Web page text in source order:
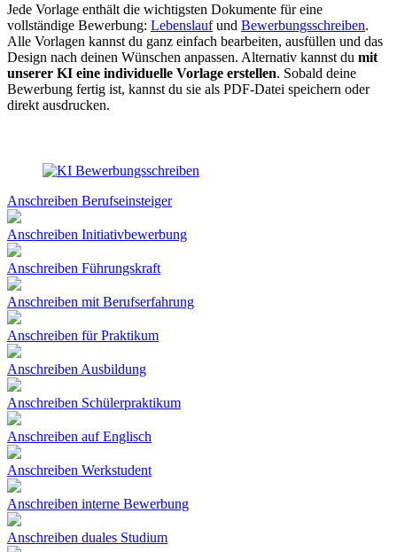
Jede Vorlage enthält die wichtigsten Dokumente für eine
vollständige Bewerbung: Lebenslaufund Bewerbungsschreiben.
Alle Vorlagen kannst du ganz einfach bearbeiten, ausfüllen und das
Design nach deinen Wünschen anpassen. Alternativ kannst du mit
unserer KI eine individuelle Vorlage erstellen. Sobald deine
Bewerbung fertig ist, kannst du sie als PDF-Datei speichern oder
direkt ausdrucken.
Anschreiben Berufseinsteiger
Anschreiben Initiativbewerbung
Anschreiben Führungskraft
Anschreiben mit Berufserfahrung
Anschreiben für Praktikum
Anschreiben Ausbildung
Anschreiben Schülerpraktikum
Anschreiben auf Englisch
Anschreiben Werkstudent
Anschreiben interne Bewerbung
Anschreiben duales Studium